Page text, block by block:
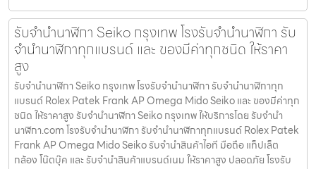
รับจํานํานาฬิกา Seiko กรุงเทพ โรงรับจำนำนาฬิกา รับ
จำนำนาฬิกาทุกแบรนด์ และ ของมีค่าทุกชนิด ให้ราคา
สูง
รับจํานํานาฬิกา Seiko กรุงเทพ โรงรับจำนำนาฬิกา รับจำนำนาฬิกาทุก
แบรนด์ Rolex Patek Frank AP Omega Mido Seiko และ ของมีค่าทุก
ชนิด ให้ราคาสูง รับจํานํานาฬิกา Seiko กรุงเทพ ให้บริการโดย รับจํานํา
นาฬิกา.com โรงรับจำนำนาฬิกา รับจำนำนาฬิกาทุกแบรนด์ Rolex Patek
Frank AP Omega Mido Seiko รับจำนำสินค้าไอที มือถือ แท็ปเล็ต
กล้อง โน๊ตบุ๊ค และ รับจำนำสินค้าแบรนด์เนม ให้ราคาสูง ปลอดภัย โรงรับ